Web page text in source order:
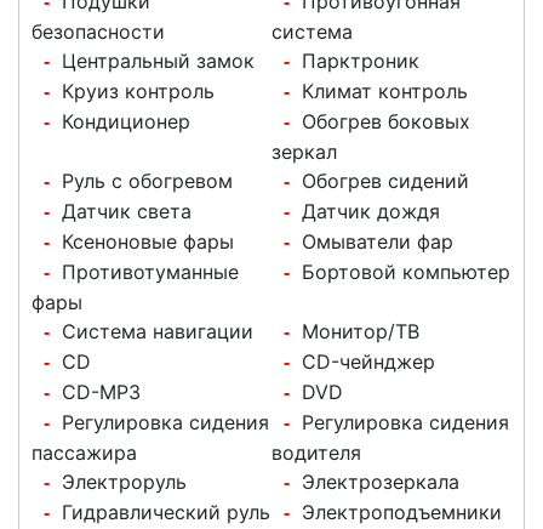
безопасности
система
- Центральный замок - Парктроник
- Круиз контроль - Климат контроль
- Кондиционер -
Обогрев боковых
зеркал
- Руль с обогревом - Обогрев сидений
- Датчик света - Датчик дождя
- Ксеноновые фары - Омыватели фар
-
Противотуманные
фары
- Бортовой компьютер
- Система навигации - Монитор/ТВ
- CD - CD-чейнджер
- CD-MP3 - DVD
-
Регулировка сидения
пассажира
-
Регулировка сидения
водителя
- Электроруль - Электрозеркала
- Гидравлический руль -
Электроподъемники